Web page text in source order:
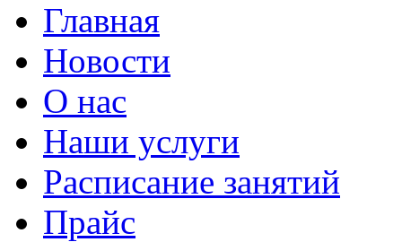
Главная
Новости
О нас
Наши услуги
Расписание занятий
Прайс